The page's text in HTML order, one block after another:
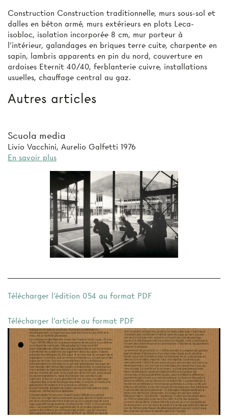
Construction Construction traditionnelle, murs sous-sol et
dalles en béton armé, murs extérieurs en plots Leca-
isobloc, isolation incorporée 8 cm, mur porteur à
l'intérieur, galandages en briques terre cuite, charpente en
sapin, lambris apparents en pin du nord, couverture en
ardoises Eternit 40/40, ferblanterie cuivre, installations
usuelles, chauffage central au gaz.
Autres articles
Scuola media
Livio Vacchini, Aurelio Galfetti 1976
En savoir plus
Télécharger l'édition 054 au format PDF
Télécharger l'article au format PDF